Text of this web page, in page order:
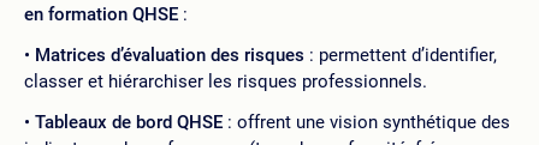
en formation QHSE :
Matrices d’évaluation des risques : permettent d’identifier,
classer et hiérarchiser les risques professionnels.
Tableaux de bord QHSE : offrent une vision synthétique des